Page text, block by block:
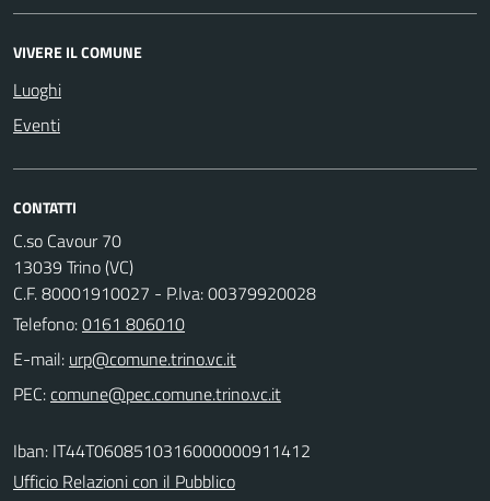
VIVERE IL COMUNE
Luoghi
Eventi
CONTATTI
C.so Cavour 70
13039 Trino (VC)
C.F. 80001910027 - P.Iva: 00379920028
Telefono:0161 806010
E-mail:
PEC:
Iban: IT44T0608510316000000911412
Ufficio Relazioni con il Pubblico